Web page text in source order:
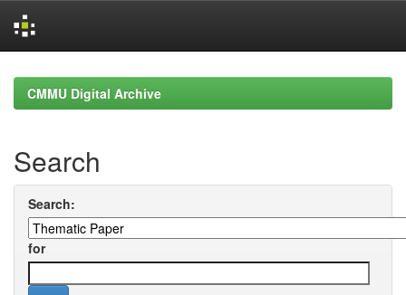
navigationCMMU Digital Archive
Search
Search:
for